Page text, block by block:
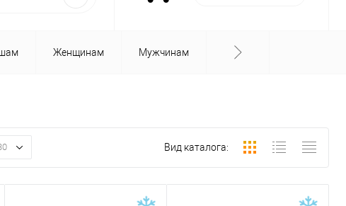
Женщинам Мужчинам
Вид каталога: